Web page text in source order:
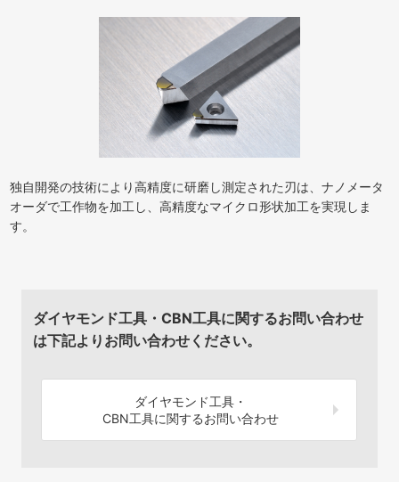
独自開発の技術により高精度に研磨し測定された刃は、ナノメータ
オーダで工作物を加工し、高精度なマイクロ形状加工を実現しま
す。
ダイヤモンド工具・CBN工具に関するお問い合わせ
は下記よりお問い合わせください。
ダイヤモンド工具・
CBN工具に関するお問い合わせ